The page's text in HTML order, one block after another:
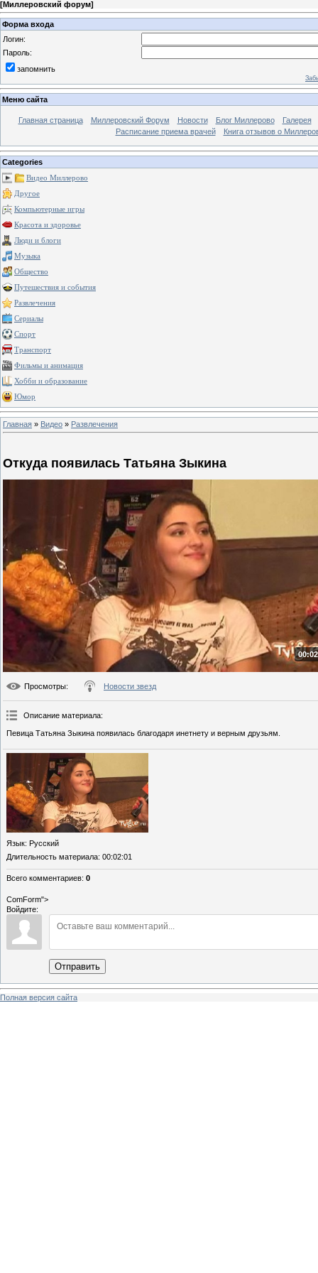
[Миллеровский форум]
Форма входа
Логин:
Пароль:
запомнить
Меню сайта
Главная страница Миллеровский Форум Новости Блог Миллерово
Галерея
Расписание приема врачей
Книга отзывов о
Categories
Видео Миллерово
Другое
Компьютерные игры
Красота и здоровье
Люди и блоги
Музыка
Общество
Путешествия и события
Развлечения
Сериалы
Спорт
Транспорт
Фильмы и анимация
Хобби и образование
Юмор
Главная » Видео » Развлечения
Откуда появилась Татьяна Зыкина
Просмотры: Новости звезд
Описание материала:
Певица Татьяна Зыкина появилась благодаря инетнету и верным друзьям.
Язык: Русский
Длительность материала: 00:02:01
Всего комментариев: 0
ComForm">
Войдите:
Отправить
Полная версия сайта